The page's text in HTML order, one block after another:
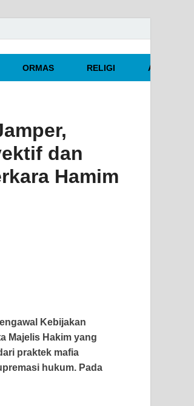
ORMAS RELIGI ARTIKEL
dan
Hamim
Kebijakan
Majelis Hakim yang
praktek mafia
hukum. Pada